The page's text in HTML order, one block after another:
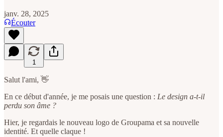
janv. 28, 2025
Écouter
1
Salut l'ami, 👋
En ce début d'année, je me posais une question : Le design a-t-il
perdu son âme ?
Hier, je regardais le nouveau logo de Groupama et sa nouvelle
identité. Et quelle claque !